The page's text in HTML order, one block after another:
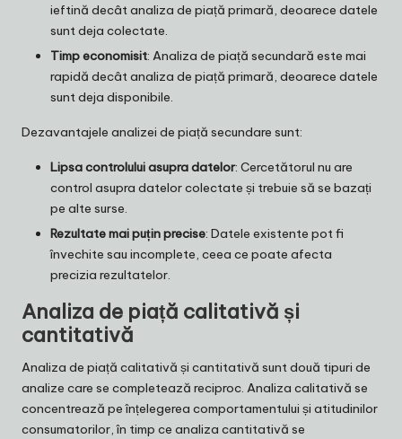
ieftină decât analiza de piață primară, deoarece datele
sunt deja colectate.
Timp economisit: Analiza de piață secundară este mai
rapidă decât analiza de piață primară, deoarece datele
sunt deja disponibile.
Dezavantajele analizei de piață secundare sunt:
Lipsa controlului asupra datelor: Cercetătorul nu are
control asupra datelor colectate și trebuie să se bazați
pe alte surse.
Rezultate mai puțin precise: Datele existente pot fi
învechite sau incomplete, ceea ce poate afecta
precizia rezultatelor.
Analiza de piață calitativă și
cantitativă
Analiza de piață calitativă și cantitativă sunt două tipuri de
analize care se completează reciproc. Analiza calitativă se
concentrează pe înțelegerea comportamentului și atitudinilor
consumatorilor, în timp ce analiza cantitativă se